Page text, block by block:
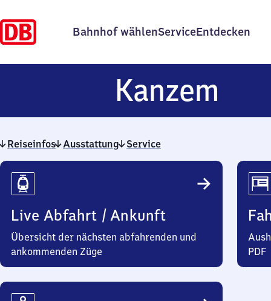
Bahnhof wählenServiceEntdecken
Kanzem
Reiseinfos Ausstattung Service
Reiseinfos
Live Abfahrt / Ankunft
Übersicht der nächsten abfahrenden und
ankommenden Züge
PDF